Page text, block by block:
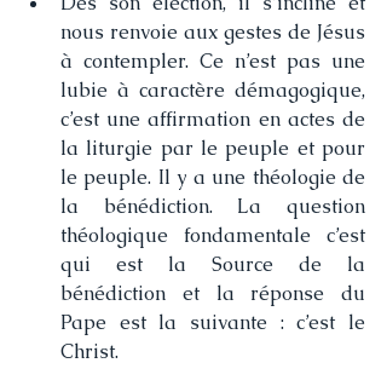
nous renvoie aux gestes de Jésus
à contempler. Ce n’est pas une
lubie à caractère démagogique,
c’est une affirmation en actes de
la liturgie par le peuple et pour
le peuple. Il y a une théologie de
la bénédiction. La question
théologique fondamentale c’est
qui est la Source de la
bénédiction et la réponse du
Pape est la suivante : c’est le
Christ.